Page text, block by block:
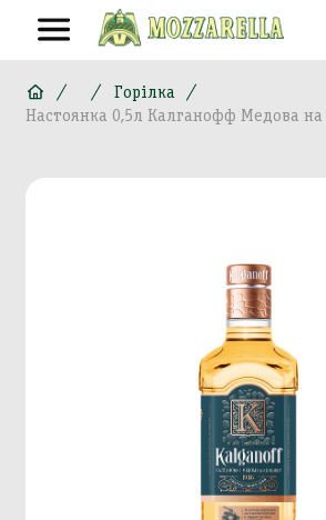
Горілка
Настоянка 0,5л Калганофф Медова